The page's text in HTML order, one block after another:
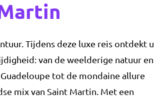
Tijdens deze luxe reis ontdekt u
van de weelderige natuur en
tot de mondaine allure
mix van Saint Martin. Met een